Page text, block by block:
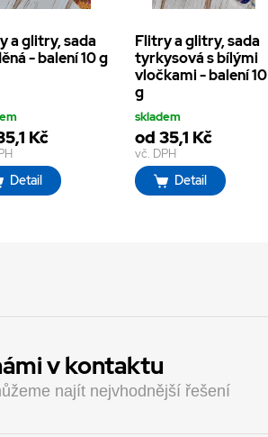
a glitry, sada
- balení 10 g
Kč
Detail
Flitry a glitry, sada
tyrkysová s bílými
vločkami - balení 10
g
skladem
od 35,1 Kč
vč. DPH
Detail
v kontaktu
najít nejvhodnější řešení